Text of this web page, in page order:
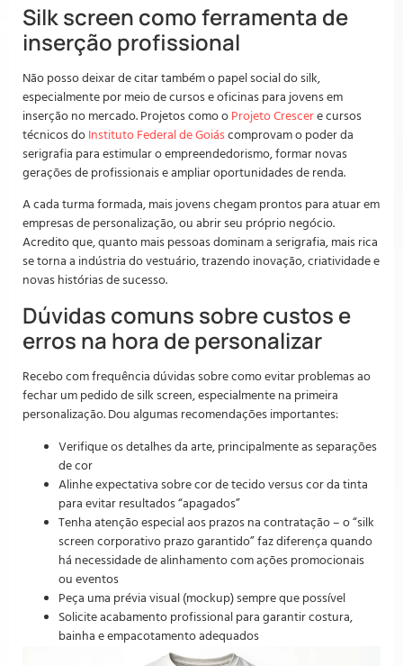
Silk screen como ferramenta de
inserção profissional
Não posso deixar de citar também o papel social do silk,
especialmente por meio de cursos e oficinas para jovens em
inserção no mercado. Projetos como o Projeto Crescere cursos
técnicos do Instituto Federal de Goiáscomprovam o poder da
serigrafia para estimular o empreendedorismo, formar novas
gerações de profissionais e ampliar oportunidades de renda.
A cada turma formada, mais jovens chegam prontos para atuar em
empresas de personalização, ou abrir seu próprio negócio.
Acredito que, quanto mais pessoas dominam a serigrafia, mais rica
se torna a indústria do vestuário, trazendo inovação, criatividade e
novas histórias de sucesso.
Dúvidas comuns sobre custos e
erros na hora de personalizar
Recebo com frequência dúvidas sobre como evitar problemas ao
fechar um pedido de silk screen, especialmente na primeira
personalização. Dou algumas recomendações importantes:
Verifique os detalhes da arte, principalmente as separações
de cor
Alinhe expectativa sobre cor de tecido versus cor da tinta
para evitar resultados “apagados”
Tenha atenção especial aos prazos na contratação – o “silk
screen corporativo prazo garantido” faz diferença quando
há necessidade de alinhamento com ações promocionais
ou eventos
Peça uma prévia visual (mockup) sempre que possível
Solicite acabamento profissional para garantir costura,
bainha e empacotamento adequados